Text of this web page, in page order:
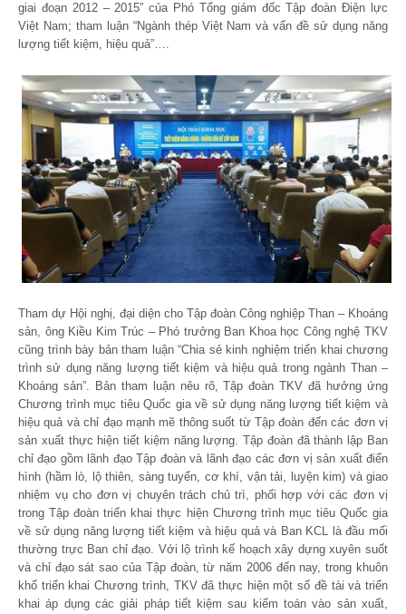
giai đoạn 2012 – 2015” của Phó Tổng giám đốc Tập đoàn Điện lực
Việt Nam; tham luận “Ngành thép Việt Nam và vấn đề sử dụng năng
lượng tiết kiệm, hiệu quả”….
Tham dự Hội nghị, đại diện cho Tập đoàn Công nghiệp Than – Khoáng
sản, ông Kiều Kim Trúc – Phó trưởng Ban Khoa học Công nghệ TKV
cũng trình bày bản tham luận “Chia sẻ kinh nghiệm triển khai chương
trình sử dụng năng lượng tiết kiệm và hiệu quả trong ngành Than –
Khoáng sản”. Bản tham luận nêu rõ, Tập đoàn TKV đã hưởng ứng
Chương trình mục tiêu Quốc gia về sử dụng năng lượng tiết kiệm và
hiệu quả và chỉ đạo mạnh mẽ thông suốt từ Tập đoàn đến các đơn vị
sản xuất thực hiện tiết kiệm năng lượng. Tập đoàn đã thành lập Ban
chỉ đạo gồm lãnh đạo Tập đoàn và lãnh đạo các đơn vị sản xuất điển
hình (hầm lò, lộ thiên, sàng tuyển, cơ khí, vận tải, luyện kim) và giao
nhiệm vụ cho đơn vị chuyên trách chủ trì, phối hợp với các đơn vị
trong Tập đoàn triển khai thực hiện Chương trình mục tiêu Quốc gia
về sử dụng năng lượng tiết kiệm và hiệu quả và Ban KCL là đầu mối
thường trực Ban chỉ đạo. Với lộ trình kế hoạch xây dựng xuyên suốt
và chỉ đạo sát sao của Tập đoàn, từ năm 2006 đến nay, trong khuôn
khổ triển khai Chương trình, TKV đã thực hiện một số đề tài và triển
khai áp dụng các giải pháp tiết kiệm sau kiểm toán vào sản xuất,